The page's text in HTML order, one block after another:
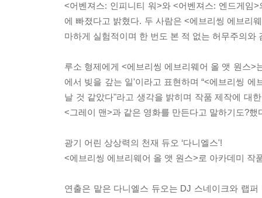
<어벤져스: 인피니티 워>와 <어벤져스: 엔드게임
에 빠졌다고 밝혔다. 두 사람은 <에브리씽 에브리
마하게 실험적이며 한 번도 본 적 없는 허무주의와
루소 형제에게 <에브리씽 에브리웨어 올 앳 원스>
에서 빚을 갚는 일'이라고 표현하며 “<에브리씽
날 것 같았다"라고 생각을 밝히며 작품 제작에 대
<그레이 맨>과 같은 영화를 만든다고 말하기도?했
광기 어린 상상력의 천재 듀오 ‘다니엘스'!
<에브리씽 에브리웨어 올 앳 원스>로 아카데미 작
연출은 맡은 다니엘스 듀오는 DJ 스네이크와 랩퍼